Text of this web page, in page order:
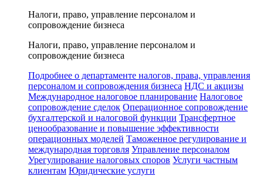
Налоги, право, управление персоналом и
сопровождение бизнеса
Налоги, право, управление персоналом и
сопровождение бизнеса
Подробнее о департаменте налогов, права, управления
персоналом и сопровождения бизнеса НДС и акцизы
Международное налоговое планирование Налоговое
сопровождение сделок Операционное сопровождение
бухгалтерской и налоговой функции Трансфертное
ценообразование и повышение эффективности
операционных моделей Таможенное регулирование и
международная торговля Управление персоналом
Урегулирование налоговых споров Услуги частным
клиентам Юридические услуги